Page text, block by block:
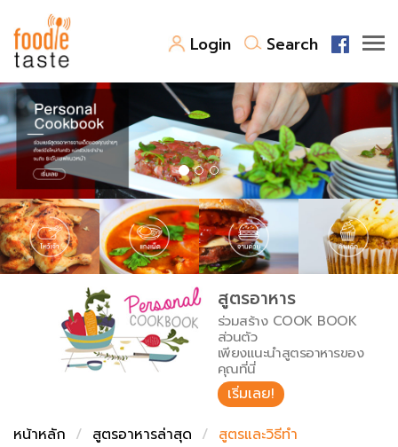
Login Search
สูตรอาหาร
สูตรอาหารล่าสุด
Top Foodie
พาไปชิม
สารพันก้นครัว
เคล็ดลับน่ารู้
เปรียบเทียบหน่วยการตวง
เปรียบเทียบอุณหภูมิ
เปรียบเทียบน้ำหนักวัตถุดิบ
FoodPedia
สร้าง Cookbook
สูตรอาหาร
ร่วมสร้าง COOK BOOK
ส่วนตัว
เพียงแนะนำสูตรอาหารของ
คุณที่นี่
เริ่มเลย!
หน้าหลัก
สูตรอาหารล่าสุด สูตรและวิธีทำ